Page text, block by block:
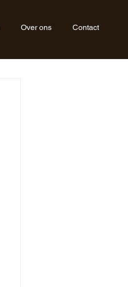
Over ons Contact